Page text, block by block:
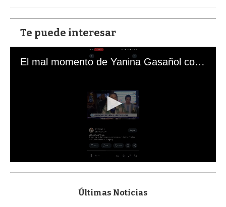
Te puede interesar
El mal momento de Yanina Gasañol con un hincha argentino en "Subrayado"
s
Últimas Noticias